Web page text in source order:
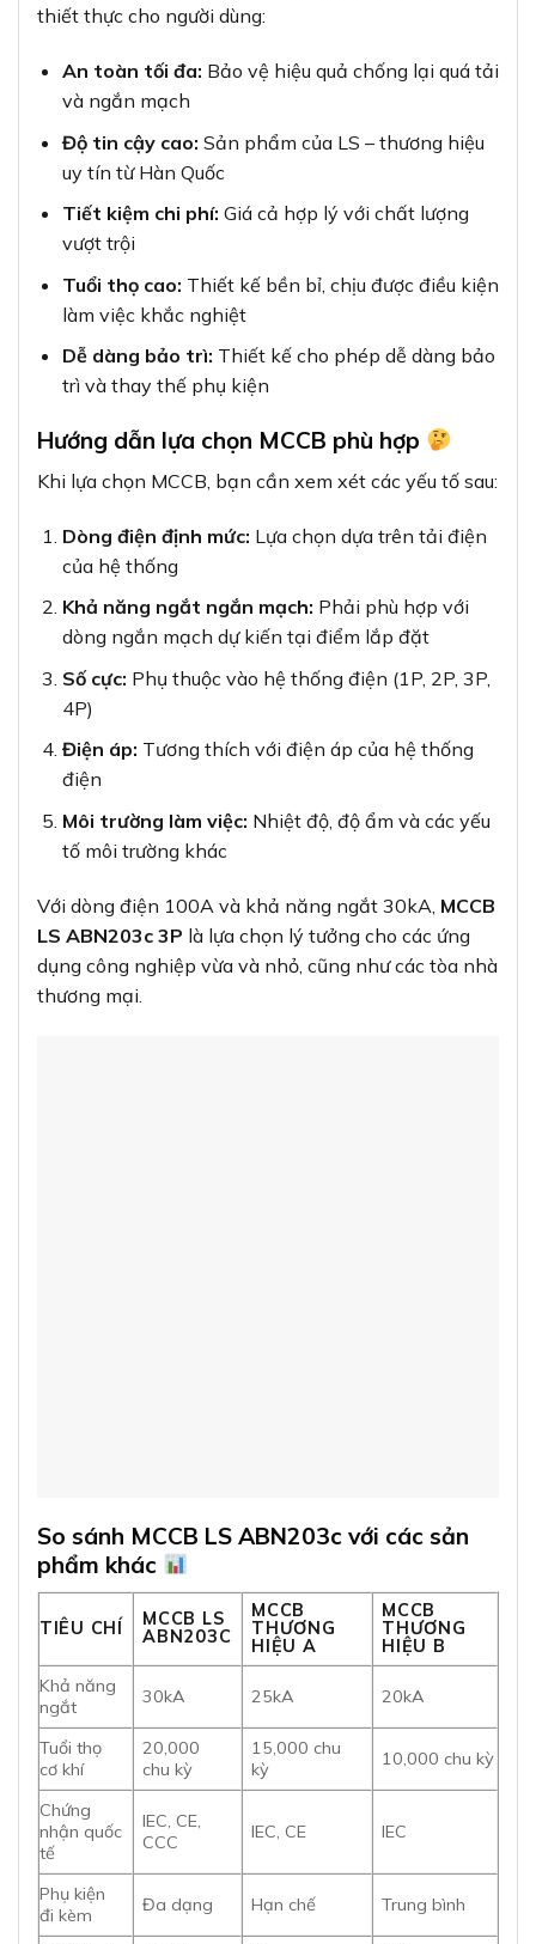
thiết thực cho người dùng:
An toàn tối đa: Bảo vệ hiệu quả chống lại quá tải
và ngắn mạch
Độ tin cậy cao: Sản phẩm của LS – thương hiệu
uy tín từ Hàn Quốc
Tiết kiệm chi phí: Giá cả hợp lý với chất lượng
vượt trội
Tuổi thọ cao: Thiết kế bền bỉ, chịu được điều kiện
làm việc khắc nghiệt
Dễ dàng bảo trì: Thiết kế cho phép dễ dàng bảo
trì và thay thế phụ kiện
Hướng dẫn lựa chọn MCCB phù hợp
Khi lựa chọn MCCB, bạn cần xem xét các yếu tố sau:
Dòng điện định mức: Lựa chọn dựa trên tải điện
của hệ thống
Khả năng ngắt ngắn mạch: Phải phù hợp với
dòng ngắn mạch dự kiến tại điểm lắp đặt
Số cực: Phụ thuộc vào hệ thống điện (1P, 2P, 3P,
4P)
Điện áp: Tương thích với điện áp của hệ thống
điện
Môi trường làm việc: Nhiệt độ, độ ẩm và các yếu
tố môi trường khác
Với dòng điện 100A và khả năng ngắt 30kA, MCCB
LS ABN203c 3P là lựa chọn lý tưởng cho các ứng
dụng công nghiệp vừa và nhỏ, cũng như các tòa nhà
thương mại.
So sánh MCCB LS ABN203c với các sản
phẩm khác
TIÊU CHÍ
MCCB LS
ABN203C
MCCB
THƯƠNG
HIỆU A
MCCB
THƯƠNG
HIỆU B
Khả năng
ngắt
30kA 25kA 20kA
Tuổi thọ
cơ khí
20,000
chu kỳ
15,000 chu
kỳ
10,000 chu kỳ
Chứng
nhận quốc
tế
IEC, CE,
CCC
IEC, CE IEC
Phụ kiện
đi kèm
Đa dạng Hạn chế Trung bình